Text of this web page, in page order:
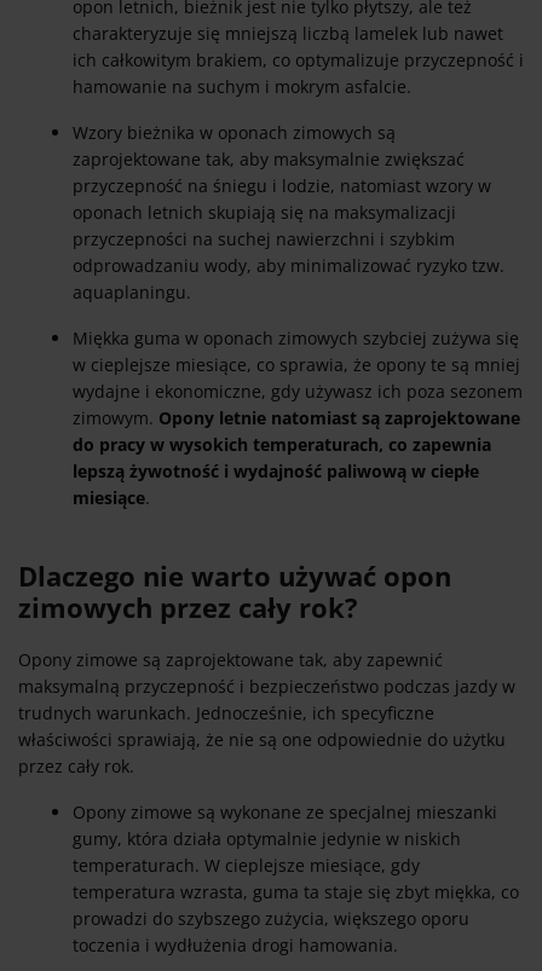
opon letnich, bieżnik jest nie tylko płytszy, ale też
charakteryzuje się mniejszą liczbą lamelek lub nawet
ich całkowitym brakiem, co optymalizuje przyczepność i
hamowanie na suchym i mokrym asfalcie.
Wzory bieżnika w oponach zimowych są
zaprojektowane tak, aby maksymalnie zwiększać
przyczepność na śniegu i lodzie, natomiast wzory w
oponach letnich skupiają się na maksymalizacji
przyczepności na suchej nawierzchni i szybkim
odprowadzaniu wody, aby minimalizować ryzyko tzw.
aquaplaningu.
Miękka guma w oponach zimowych szybciej zużywa się
w cieplejsze miesiące, co sprawia, że opony te są mniej
wydajne i ekonomiczne, gdy używasz ich poza sezonem
zimowym. Opony letnie natomiast są zaprojektowane
do pracy w wysokich temperaturach, co zapewnia
lepszą żywotność i wydajność paliwową w ciepłe
miesiące.
Dlaczego nie warto używać opon
zimowych przez cały rok?
Opony zimowe są zaprojektowane tak, aby zapewnić
maksymalną przyczepność i bezpieczeństwo podczas jazdy w
trudnych warunkach. Jednocześnie, ich specyficzne
właściwości sprawiają, że nie są one odpowiednie do użytku
przez cały rok.
Opony zimowe są wykonane ze specjalnej mieszanki
gumy, która działa optymalnie jedynie w niskich
temperaturach. W cieplejsze miesiące, gdy
temperatura wzrasta, guma ta staje się zbyt miękka, co
prowadzi do szybszego zużycia, większego oporu
toczenia i wydłużenia drogi hamowania.